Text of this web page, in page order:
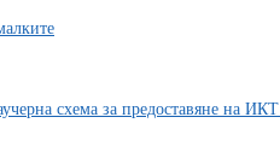
схема за предоставяне на